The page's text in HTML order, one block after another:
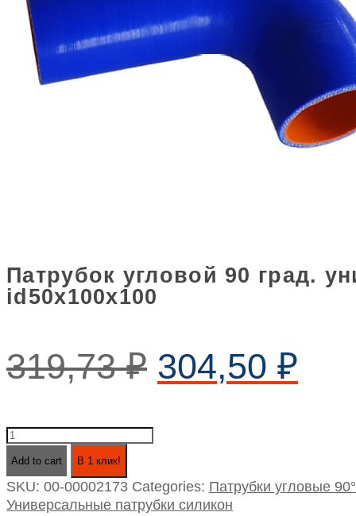
Патрубок угловой 90 град.
id50х100х100
319,73₽ 304,50 ₽
Патрубок
град.
универсальный
Add to cart В 1 клик!
SKU: 00-00002173 Categories: Патрубки угловые 90°
Универсальные патрубки силикон